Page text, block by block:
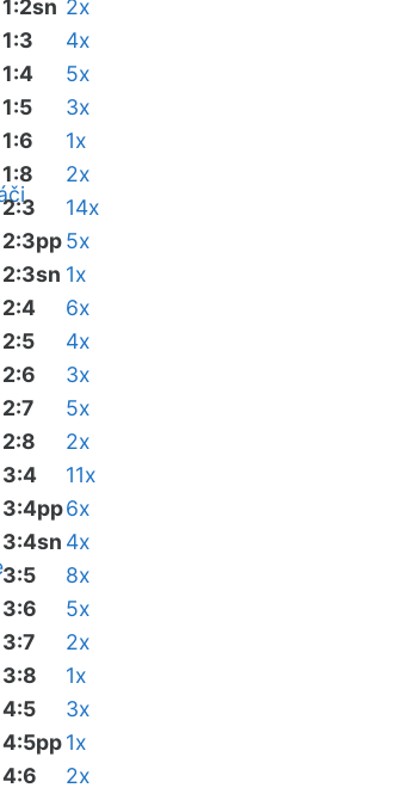
1:2sn 2x
1:3
4x
1:4
5x
1:5
3x
1:6
1x
1:8
2x
2:3
14x
2:3pp5x
2:3sn 1x
2:4
6x
2:5
4x
2:6
3x
2:7
5x
2:8
2x
3:4
11x
3:4pp6x
3:4sn 4x
3:5
8x
3:6
5x
3:7
2x
3:8
1x
4:5
3x
4:5pp1x
4:6
2x